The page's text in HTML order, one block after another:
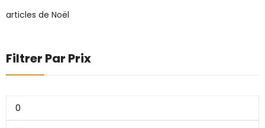
articles de Noël
Filtrer Par Prix